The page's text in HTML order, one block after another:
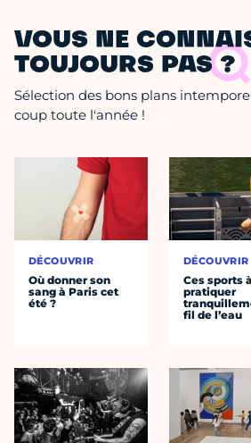
VOUS NE
TOUJOURS PAS ?
Sélection des bons plans
coup toute l'année !
DÉCOUVRIR
Où donner son
sang à Paris cet
été ?
DÉCOUVRIR
Ces sports à
pratiquer
fil de l’eau